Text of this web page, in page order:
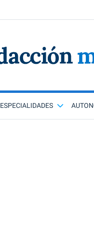
ESPECIALIDADES